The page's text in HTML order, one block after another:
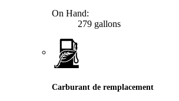
On Hand:
279 gallons
Carburant de remplacement